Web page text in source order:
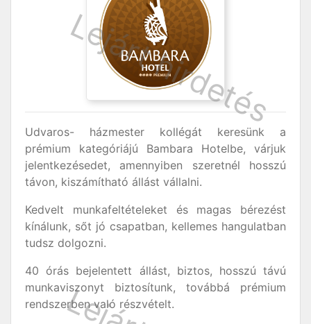
Udvaros- házmester kollégát keresünk a
prémium kategóriájú Bambara Hotelbe, várjuk
jelentkezésedet, amennyiben szeretnél hosszú
távon, kiszámítható állást vállalni.
Kedvelt munkafeltételeket és magas bérezést
kínálunk, sőt jó csapatban, kellemes hangulatban
tudsz dolgozni.
40 órás bejelentett állást, biztos, hosszú távú
munkaviszonyt biztosítunk, továbbá prémium
rendszerben való részvételt.